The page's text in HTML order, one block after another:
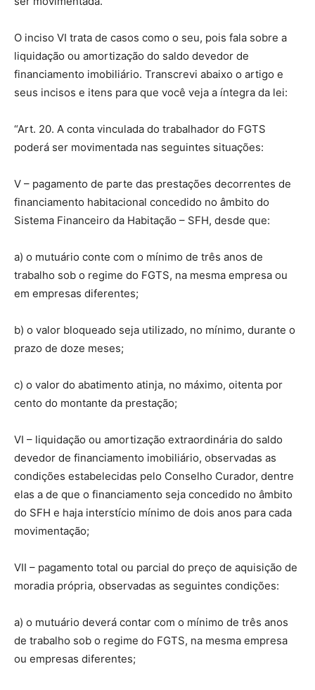
O inciso VI trata de casos como o seu, pois fala sobre a
liquidação ou amortização do saldo devedor de
financiamento imobiliário. Transcrevi abaixo o artigo e
seus incisos e itens para que você veja a íntegra da lei:
“Art. 20. A conta vinculada do trabalhador do FGTS
poderá ser movimentada nas seguintes situações:
V – pagamento de parte das prestações decorrentes de
financiamento habitacional concedido no âmbito do
Sistema Financeiro da Habitação – SFH, desde que:
a) o mutuário conte com o mínimo de três anos de
trabalho sob o regime do FGTS, na mesma empresa ou
em empresas diferentes;
b) o valor bloqueado seja utilizado, no mínimo, durante o
prazo de doze meses;
c) o valor do abatimento atinja, no máximo, oitenta por
cento do montante da prestação;
VI – liquidação ou amortização extraordinária do saldo
devedor de financiamento imobiliário, observadas as
condições estabelecidas pelo Conselho Curador, dentre
elas a de que o financiamento seja concedido no âmbito
do SFH e haja interstício mínimo de dois anos para cada
movimentação;
VII – pagamento total ou parcial do preço de aquisição de
moradia própria, observadas as seguintes condições:
a) o mutuário deverá contar com o mínimo de três anos
de trabalho sob o regime do FGTS, na mesma empresa
ou empresas diferentes;